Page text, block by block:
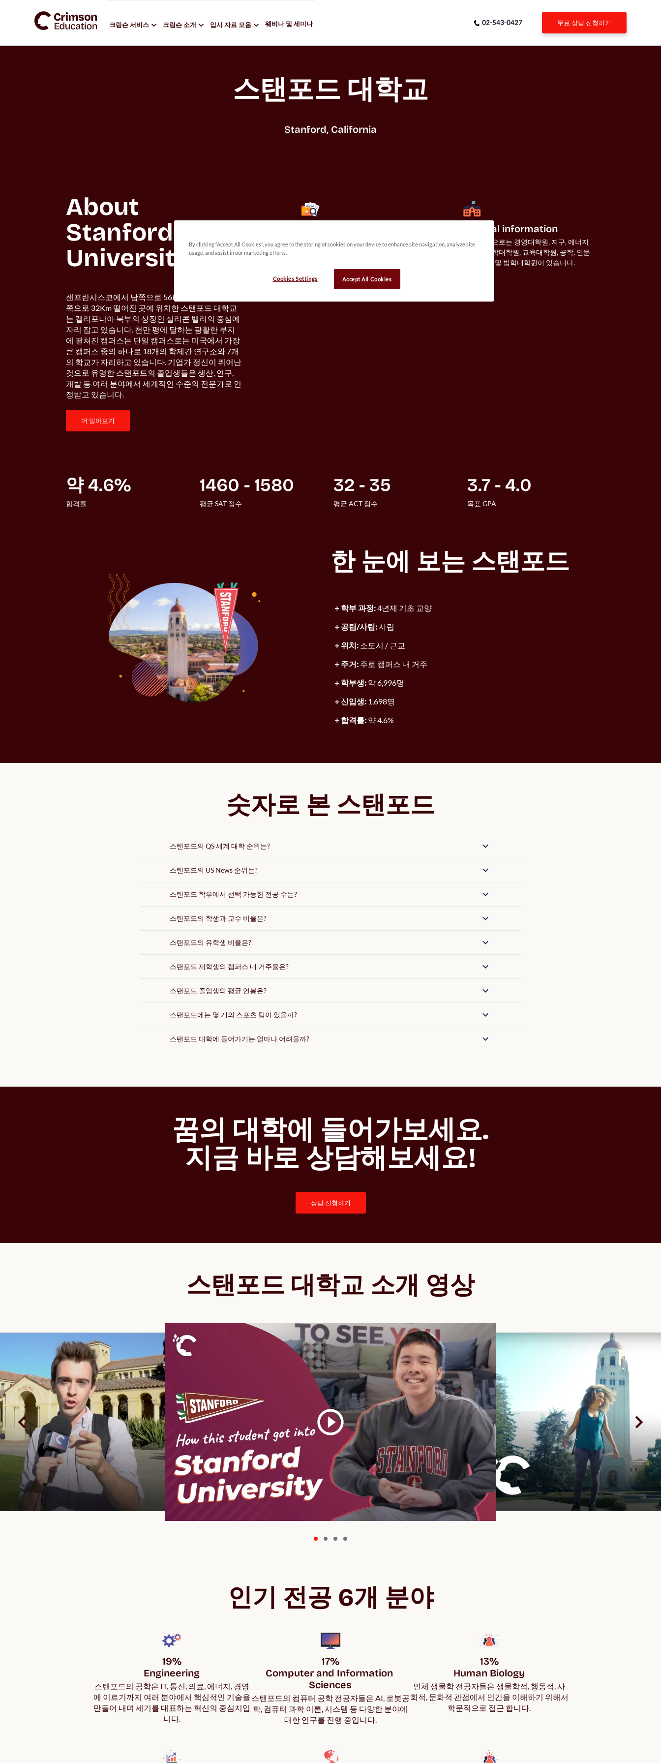
크림슨 서비스 크림슨 소개 입시 자료 모음 웨비나 및 세미나 02-543-0427 무료 상담 신청하기
스탠포드 대학교
Stanford, California
About
Stanford
University
샌프란시스코에서 남쪽으로 56Km, 산호세에서 북
쪽으로 32Km 떨어진 곳에 위치한 스탠포드 대학교
는 캘리포니아 북부의 상징인 실리콘 밸리의 중심에
자리 잡고 있습니다. 천만 평에 달하는 광활한 부지
에 펼쳐진 캠퍼스는 단일 캠퍼스로는 미국에서 가장
큰 캠퍼스 중의 하나로 18개의 학제간 연구소와 7개
의 학교가 자리하고 있습니다. 기업가 정신이 뛰어난
것으로 유명한 스탠포드의 졸업생들은 생산, 연구,
개발 등 여러 분야에서 세계적인 수준의 전문가로 인
정받고 있습니다.
스탠포드 대학교는 1885년 캘리포니아 상원
시키기 위해'  설립되었습니다.
General information
학과 구성으로는 경영대학원, 지구, 에너지
및 환경과학대학원, 교육대학원, 공학, 인문
과학, 의학 및 법학대학원이 있습니다.
더 알아보기
약 4.6%
합격률
1460 - 1580
평균 SAT 점수
32 - 35
평균 ACT 점수
3.7 - 4.0
목표 GPA
한 눈에 보는 스탠포드
학부 과정:4년제 기초 교양
공립/사립:사립
위치: 소도시 / 근교
주거: 주로 캠퍼스 내 거주
학부생: 약 6,996명
신입생: 1,698명
합격률: 약 4.6%
숫자로 본 스탠포드
스탠포드의 QS 세계 대학 순위는?
스탠포드의 US News 순위는?
스탠포드 학부에서 선택 가능한 전공 수는?
스탠포드의 학생과 교수 비율은?
스탠포드의 유학생 비율은?
스탠포드 재학생의 캠퍼스 내 거주율은?
스탠포드 졸업생의 평균 연봉은?
스탠포드에는 몇 개의 스포츠 팀이 있을까?
스탠포드 대학에 들어가기는 얼마나 어려울까?
꿈의 대학에 들어가보세요.
지금 바로 상담해보세요!
상담 신청하기
스탠포드 대학교 소개 영상
인기 전공 6개 분야
19%
Engineering
스탠포드의 공학은 IT, 통신, 의료, 에너지, 경영
에 이르기까지 여러 분야에서 핵심적인 기술을
만들어 내며 세기를 대표하는 혁신의 중심지입
니다.
17%
Computer and Information
Sciences
스탠포드의 컴퓨터 공학 전공자들은 AI, 로봇공
학, 컴퓨터 과학 이론, 시스템 등 다양한 분야에
대한 연구를 진행 중입니다.
13%
Human Biology
인체 생물학 전공자들은 생물학적, 행동적, 사
회적, 문화적 관점에서 인간을 이해하기 위해서
학문적으로 접근 합니다.
By clicking “Accept All Cookies”, you agree to the storing of cookies on your device to enhance site navigation, analyze site
usage, and assist in our marketing efforts.
Cookies Settings Accept All Cookies